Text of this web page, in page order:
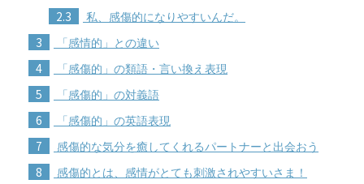
2.3 私、感傷的になりやすいんだ。
3 「感情的」との違い
4 「感傷的」の類語・言い換え表現
5 「感傷的」の対義語
6 「感傷的」の英語表現
7 感傷的な気分を癒してくれるパートナーと出会おう
8 感傷的とは、感情がとても刺激されやすいさま！